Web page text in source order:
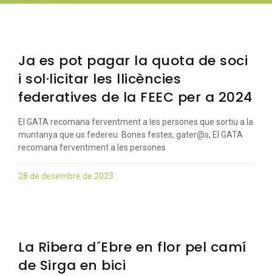
Ja es pot pagar la quota de soci
i sol·licitar les llicències
federatives de la FEEC per a 2024
El GATA recomana ferventment a les persones que sortiu a la
muntanya que us federeu Bones festes, gater@s, El GATA
recomana ferventment a les persones
28 de desembre de 2023
La Ribera d´Ebre en flor pel camí
de Sirga en bici